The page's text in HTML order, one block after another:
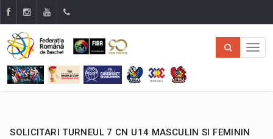
SOLICITARI TURNEUL 7 CN U14 MASCULIN SI FEMININ